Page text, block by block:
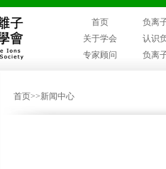
首页
负离
关于学会
认识
专家顾问
负离
首页>>新闻中心